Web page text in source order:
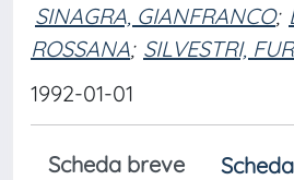
SINAGRA, GIANFRANCO;
ROSSANA; SILVESTRI,
1992-01-01
Scheda breve